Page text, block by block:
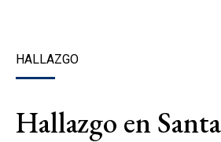
HALLAZGO
Hallazgo en